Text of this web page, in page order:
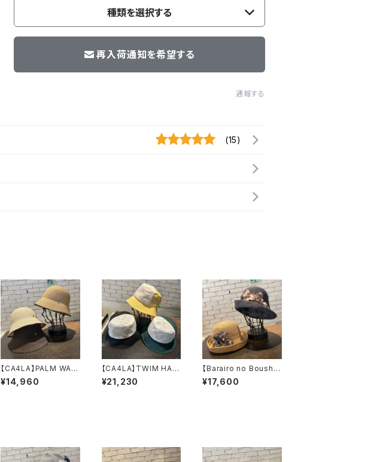
種類を選択する
再入荷通知を希望する
通報する
(15)
【CA4LA】PALM WA
ハット SHK0
1323
¥14,960
【CA4LA】TWIM HAT
ハット TKU
00454
¥21,230
【Barairo no Boushi】
パンジーこまあみクロ
シェ ハット
¥17,600